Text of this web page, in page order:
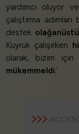
yardımcı oluyor
çalıştırma
destek olağanüstü
Kuyruk çalışırken
olarak, bizim için
mükemmeldi.’